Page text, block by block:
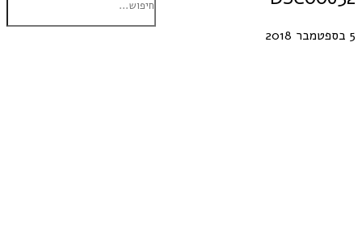
5 בספטמבר 2018